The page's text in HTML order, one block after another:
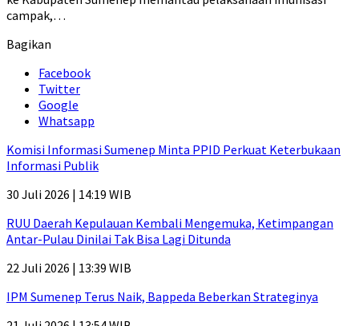
campak,…
Bagikan
Facebook
Twitter
Google
Whatsapp
Komisi Informasi Sumenep Minta PPID Perkuat Keterbukaan
Informasi Publik
30 Juli 2026 | 14:19 WIB
RUU Daerah Kepulauan Kembali Mengemuka, Ketimpangan
Antar-Pulau Dinilai Tak Bisa Lagi Ditunda
22 Juli 2026 | 13:39 WIB
IPM Sumenep Terus Naik, Bappeda Beberkan Strateginya